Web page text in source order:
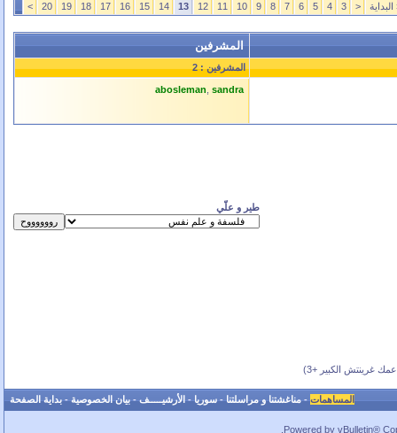
البداية <
3
4
5
6
7
8
9
10
11
12
13
14
15
16
17
18
19
20
>
المشرفين
المشرفين : 2
abosleman sandra
طير و علّي
غرينتش الكبير +3)
المساهمات-مناغشتنا و مراسلتنا-سوريا-الأرشيـــــف-بيان الخصوصية-بداية الصفحة
Powered by vBulletin®